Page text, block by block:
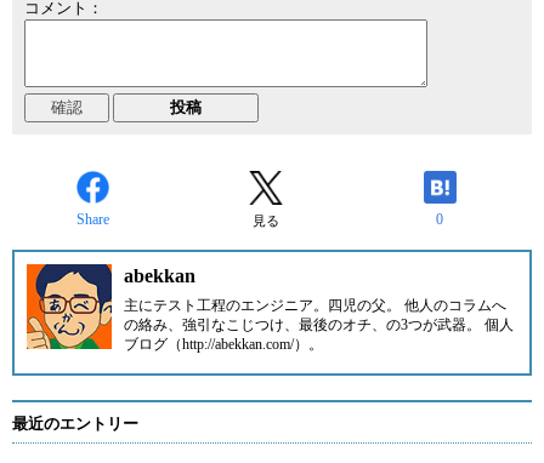
コメント：
Share 見る 0
abekkan
主にテスト工程のエンジニア。四児の父。 他人のコラムへ
の絡み、強引なこじつけ、最後のオチ、の3つが武器。 個人
ブログ（http://abekkan.com/）。
最近のエントリー